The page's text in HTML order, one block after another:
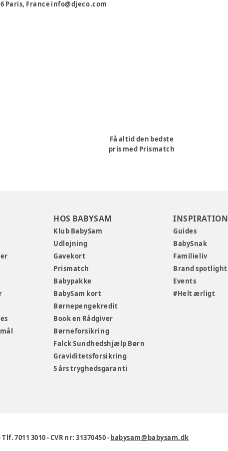
Paris, France info@djeco.com
Få altid den bedste
pris med Prismatch
HOS BABYSAM
Klub BabySam
Udlejning
Gavekort
Prismatch
Babypakke
BabySam kort
Børnepengekredit
Book en Rådgiver
Børneforsikring
Falck Sundhedshjælp Børn
Graviditetsforsikring
5 års tryghedsgaranti
INSPIRATION
Guides
BabySnak
Familieliv
Brand spotlight
Events
#Helt ærligt
Tlf. 7011 3010-CVR nr: 31370450-babysam@babysam.dk